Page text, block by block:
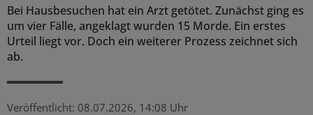
Bei Hausbesuchen hat ein Arzt getötet. Zunächst ging es
um vier Fälle, angeklagt wurden 15 Morde. Ein erstes
Urteil liegt vor. Doch ein weiterer Prozess zeichnet sich
ab.
Veröffentlicht: 08.07.2026, 14:08 Uhr